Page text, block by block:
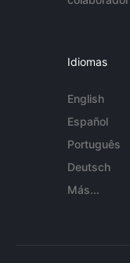
Idiomas
English
Español
Português
Deutsch
Más...